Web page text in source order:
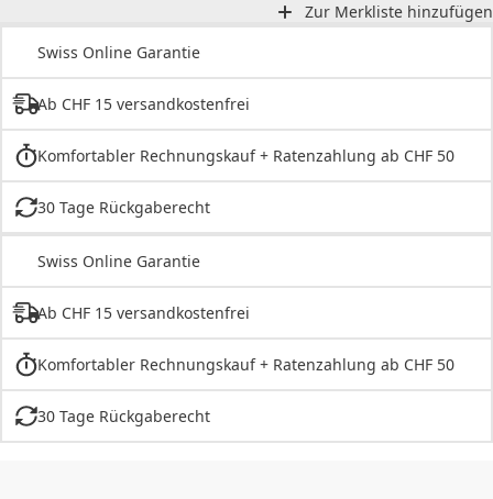
Zur Merkliste hinzufügen
Swiss Online Garantie
Ab CHF 15 versandkostenfrei
Komfortabler Rechnungskauf + Ratenzahlung ab CHF 50
30 Tage Rückgaberecht
Swiss Online Garantie
Ab CHF 15 versandkostenfrei
Komfortabler Rechnungskauf + Ratenzahlung ab CHF 50
30 Tage Rückgaberecht